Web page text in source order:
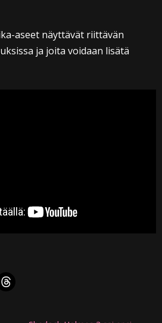
aseet näyttävät riittävän
ja joita voidaan lisätä